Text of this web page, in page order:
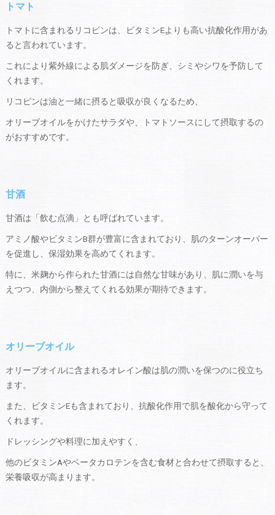
トマト
トマトに含まれるリコピンは、ビタミンEよりも高い抗酸化作用があ
ると言われています。
これにより紫外線による肌ダメージを防ぎ、シミやシワを予防して
くれます。
リコピンは油と一緒に摂ると吸収が良くなるため、
オリーブオイルをかけたサラダや、トマトソースにして摂取するの
がおすすめです。
甘酒
甘酒は「飲む点滴」とも呼ばれています。
アミノ酸やビタミンB群が豊富に含まれており、肌のターンオーバー
を促進し、保湿効果を高めてくれます。
特に、米麹から作られた甘酒には自然な甘味があり、肌に潤いを与
えつつ、内側から整えてくれる効果が期待できます。
オリーブオイル
オリーブオイルに含まれるオレイン酸は肌の潤いを保つのに役立ち
ます。
また、ビタミンEも含まれており、抗酸化作用で肌を酸化から守って
くれます。
ドレッシングや料理に加えやすく、
他のビタミンAやベータカロテンを含む食材と合わせて摂取すると、
栄養吸収が高まります。